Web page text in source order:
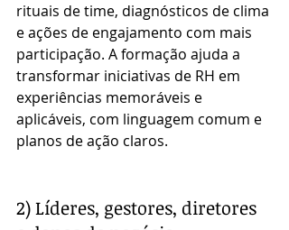
rituais de time, diagnósticos de clima
e ações de engajamento com mais
participação. A formação ajuda a
transformar iniciativas de RH em
experiências memoráveis e
aplicáveis, com linguagem comum e
planos de ação claros.
2) Líderes, gestores, diretores